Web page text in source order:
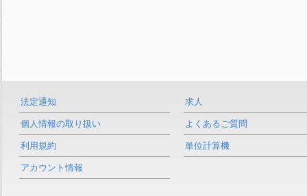
法定通知
個人情報の取り扱い
利用規約
アカウント情報
求人
よくあるご質問
単位計算機